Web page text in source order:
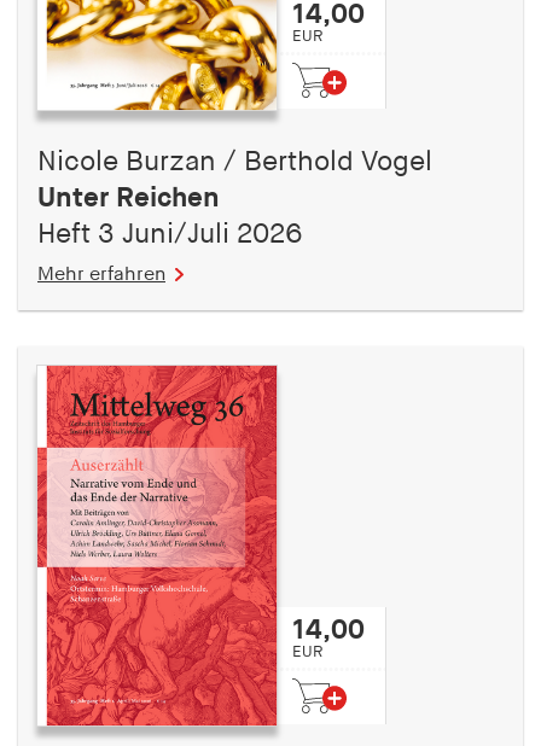
14,00
EUR
Nicole Burzan / Berthold Vogel
Unter Reichen
Heft 3 Juni/Juli 2026
Mehr erfahren
14,00
EUR